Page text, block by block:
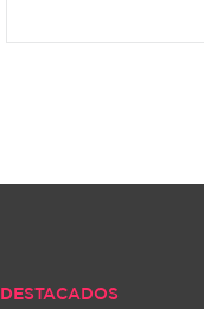
DESTACADOS